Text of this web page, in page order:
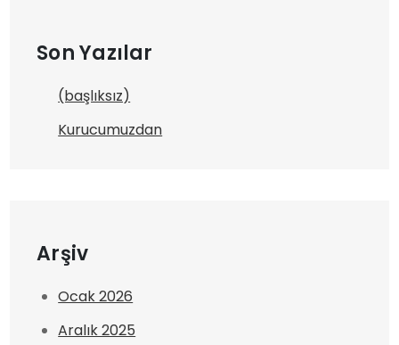
Son Yazılar
(başlıksız)
Kurucumuzdan
Arşiv
Ocak 2026
Aralık 2025